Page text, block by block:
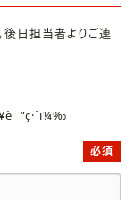
後日担当者よりご連
必須